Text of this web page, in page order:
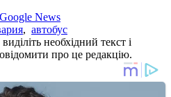
News
, автобус
необхідний текст і
про це редакцію.